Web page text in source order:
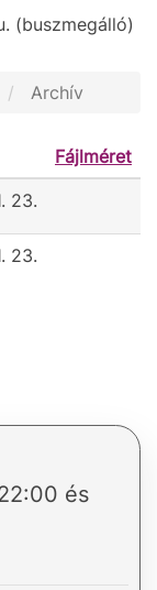
(buszmegálló)
Archív
Fájlméret
23.
23.
és